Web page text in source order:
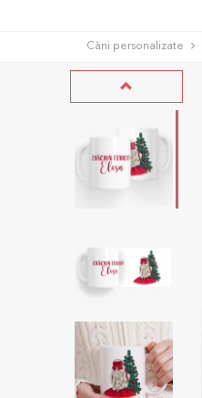
Căni personalizate